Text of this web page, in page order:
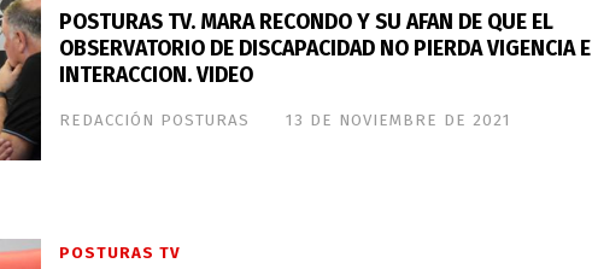
POSTURAS TV. MARA RECONDO Y SU AFAN DE QUE EL
OBSERVATORIO DE DISCAPACIDAD NO PIERDA VIGENCIA E
INTERACCION. VIDEO
REDACCIÓN POSTURAS 13 DE NOVIEMBRE DE 2021
POSTURAS TV